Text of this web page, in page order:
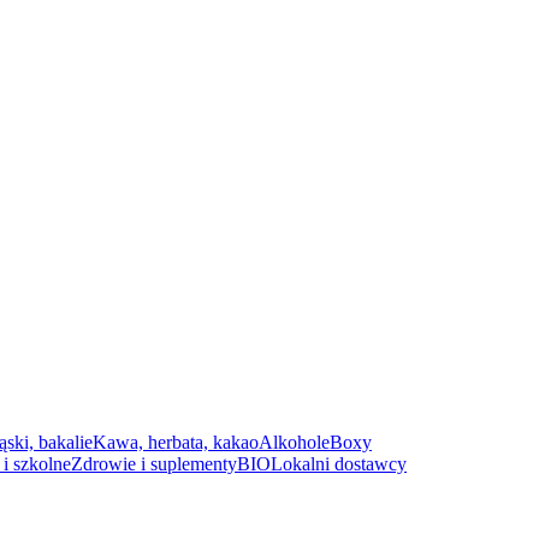
bakalieKawa, herbata, kakaoAlkoholeBoxy
szkolneZdrowie i suplementyBIOLokalni dostawcy